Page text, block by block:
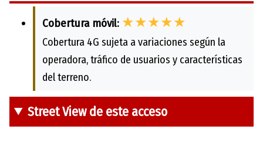
Cobertura móvil: ★★★★★
Cobertura 4G sujeta a variaciones según la
operadora, tráfico de usuarios y características
del terreno.
Street View de este acceso